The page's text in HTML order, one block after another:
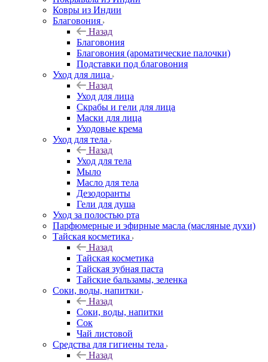
Ковры из Индии
Благовония
Назад
Благовония
Благовония (ароматические палочки)
Подставки под благовония
Уход для лица
Назад
Уход для лица
Скрабы и гели для лица
Маски для лица
Уходовые крема
Уход для тела
Назад
Уход для тела
Мыло
Масло для тела
Дезодоранты
Гели для душа
Уход за полостью рта
Парфюмерные и эфирные масла (масляные духи)
Тайская косметика
Назад
Тайская косметика
Тайская зубная паста
Тайские бальзамы, зеленка
Соки, воды, напитки
Назад
Соки, воды, напитки
Сок
Чай листовой
Средства для гигиены тела
Назад